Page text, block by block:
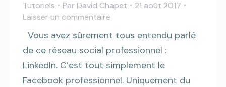
Tutoriels Par David Chapet
21 août 2017
Laisser un commentaire
Vous avez sûrement tous entendu parlé
de ce réseau social professionnel :
LinkedIn. C’est tout simplement le
Facebook professionnel. Uniquement du